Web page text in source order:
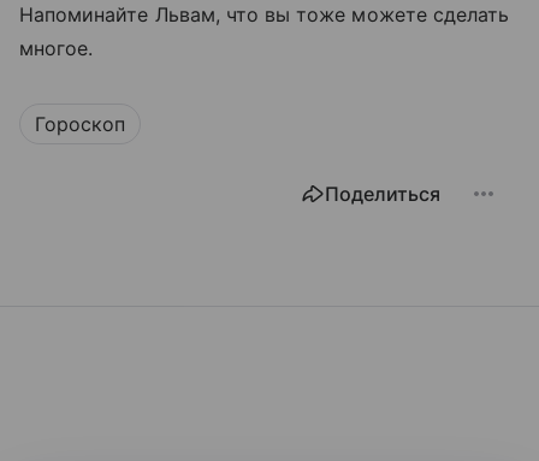
Напоминайте Львам, что вы тоже можете сделать
многое.
Гороскоп
Поделиться